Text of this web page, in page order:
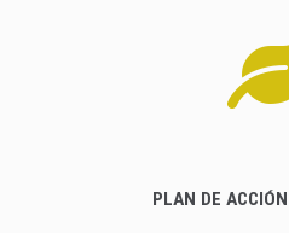
PLAN DE